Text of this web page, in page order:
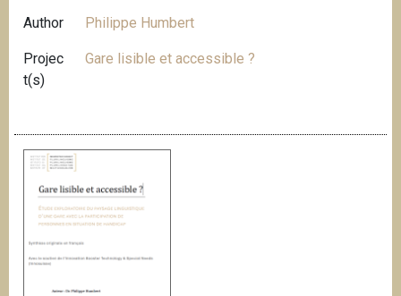
Author Philippe Humbert
Projec
t(s)
Gare lisible et accessible ?